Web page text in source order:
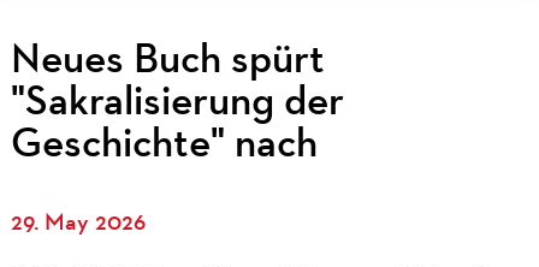
Neues Buch spürt
"Sakralisierung der
Geschichte" nach
29. May 2026